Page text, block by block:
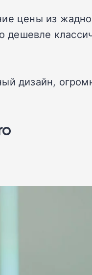
цены из
дизайн,